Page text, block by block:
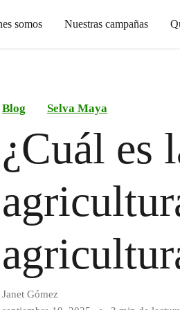
somos Nuestras campañas
Blog Selva Maya
¿Cuál es
Janet Gómez